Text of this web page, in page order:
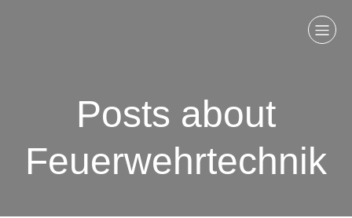
Posts about
Feuerwehrtechnik